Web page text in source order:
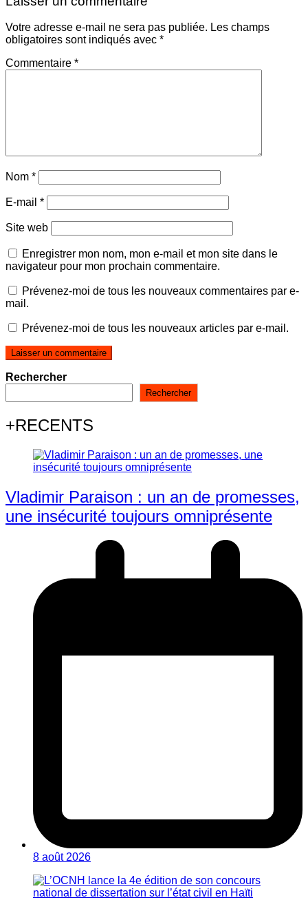
Votre adresse e-mail ne sera pas publiée. Les champs
obligatoires sont indiqués avec *
Commentaire *
Nom *
E-mail *
Site web
Enregistrer mon nom, mon e-mail et mon site dans le
navigateur pour mon prochain commentaire.
Prévenez-moi de tous les nouveaux commentaires par e-
mail.
Prévenez-moi de tous les nouveaux articles par e-mail.
Rechercher
Rechercher
+RECENTS
Vladimir Paraison : un an de promesses,
une insécurité toujours omniprésente
8 août 2026